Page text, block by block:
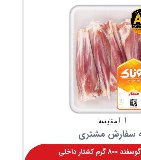
مقایسه
سفارش مشتری
گرم کشتار داخلی